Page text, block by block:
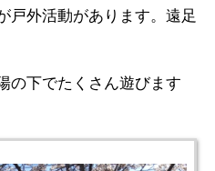
戸外活動があります。遠足
の下でたくさん遊びます